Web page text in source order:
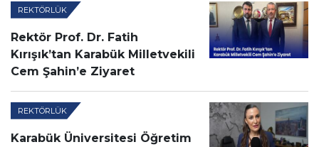
REKTÖRLÜK
Rektör Prof. Dr. Fatih
Kırışık’tan Karabük Milletvekili
Cem Şahin’e Ziyaret
REKTÖRLÜK
Karabük Üniversitesi Öğretim